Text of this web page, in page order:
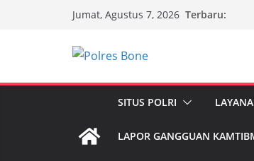
Jumat, Agustus 7, 2026 Terbaru:
SITUS POLRI
LAPOR GANGGUAN